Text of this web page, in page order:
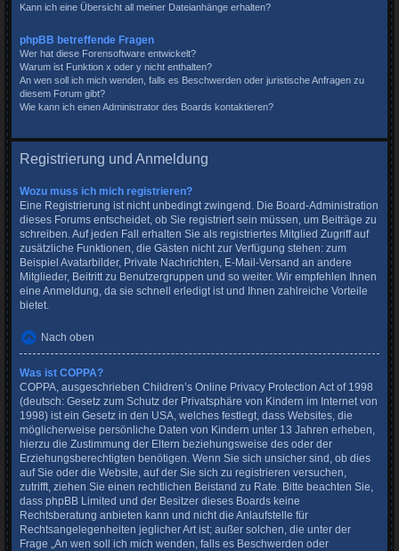
Kann ich eine Übersicht all meiner Dateianhänge erhalten?
phpBB betreffende Fragen
Wer hat diese Forensoftware entwickelt?
Warum ist Funktion x oder y nicht enthalten?
An wen soll ich mich wenden, falls es Beschwerden oder juristische Anfragen zu
diesem Forum gibt?
Wie kann ich einen Administrator des Boards kontaktieren?
Registrierung und Anmeldung
Wozu muss ich mich registrieren?
Eine Registrierung ist nicht unbedingt zwingend. Die Board-Administration
dieses Forums entscheidet, ob Sie registriert sein müssen, um Beiträge zu
schreiben. Auf jeden Fall erhalten Sie als registriertes Mitglied Zugriff auf
zusätzliche Funktionen, die Gästen nicht zur Verfügung stehen: zum
Beispiel Avatarbilder, Private Nachrichten, E-Mail-Versand an andere
Mitglieder, Beitritt zu Benutzergruppen und so weiter. Wir empfehlen Ihnen
eine Anmeldung, da sie schnell erledigt ist und Ihnen zahlreiche Vorteile
bietet.
Nach oben
Was ist COPPA?
COPPA, ausgeschrieben Children’s Online Privacy Protection Act of 1998
(deutsch: Gesetz zum Schutz der Privatsphäre von Kindern im Internet von
1998) ist ein Gesetz in den USA, welches festlegt, dass Websites, die
möglicherweise persönliche Daten von Kindern unter 13 Jahren erheben,
hierzu die Zustimmung der Eltern beziehungsweise des oder der
Erziehungsberechtigten benötigen. Wenn Sie sich unsicher sind, ob dies
auf Sie oder die Website, auf der Sie sich zu registrieren versuchen,
zutrifft, ziehen Sie einen rechtlichen Beistand zu Rate. Bitte beachten Sie,
dass phpBB Limited und der Besitzer dieses Boards keine
Rechtsberatung anbieten kann und nicht die Anlaufstelle für
Rechtsangelegenheiten jeglicher Art ist; außer solchen, die unter der
Frage „An wen soll ich mich wenden, falls es Beschwerden oder